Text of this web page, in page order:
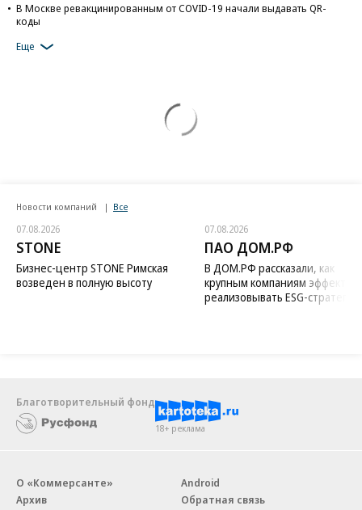
В Москве ревакцинированным от COVID-19 начали выдавать QR-
коды
Еще
Новости компаний Все
07.08.2026
STONE
Бизнес-центр STONE Римская
возведен в полную высоту
07.08.2026
ПАО ДОМ.РФ
В ДОМ.РФ рассказали, как
крупным компаниям
реализовывать ESG-стратегию
Благотворительный фонд
18+ реклама
О «Коммерсанте»
Архив
Android
Обратная связь